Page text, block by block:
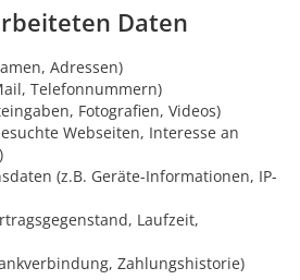
Daten
Adressen)
Telefonnummern)
Fotografien, Videos)
Webseiten, Interesse an
(z.B. Geräte-Informationen, IP-
Laufzeit,
Zahlungshistorie)